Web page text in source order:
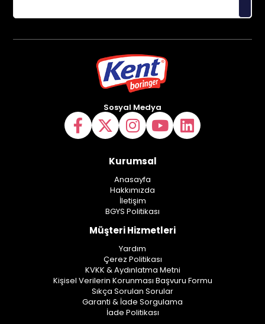
Sosyal Medya
Kurumsal
Anasayfa
Hakkımızda
İletişim
BGYS Politikası
Müşteri Hizmetleri
Yardım
Çerez Politikası
KVKK & Aydınlatma Metni
Kişisel Verilerin Korunması Başvuru Formu
Sıkça Sorulan Sorular
Garanti & İade Sorgulama
İade Politikası